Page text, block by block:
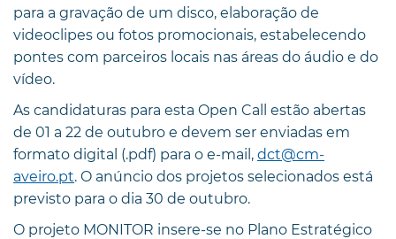
para a gravação de um disco, elaboração de
videoclipes ou fotos promocionais, estabelecendo
pontes com parceiros locais nas áreas do áudio e do
vídeo.
As candidaturas para esta Open Call estão abertas
de 01 a 22 de outubro e devem ser enviadas em
formato digital (.pdf) para o e-mail, dct@cm-
aveiro.pt. O anúncio dos projetos selecionados está
previsto para o dia 30 de outubro.
O projeto MONITOR insere-se no Plano Estratégico